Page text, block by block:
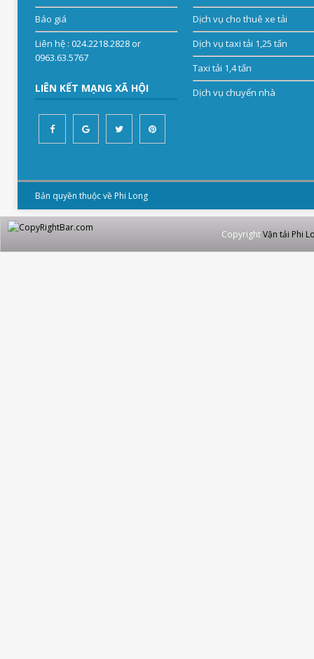
Báo giá
Liên hệ: 024.2218.2828 or
0963.63.5767
LIÊN KẾT MẠNG XÃ HỘI
Dịch vụ cho thuê xe tải
Dịch vụ taxi tải 1,25 tấn
Taxi tải 1,4 tấn
Dịch vụ chuyển nhà
Bản quyền thuộc về Phi Long
CopyrightVận tải Phi